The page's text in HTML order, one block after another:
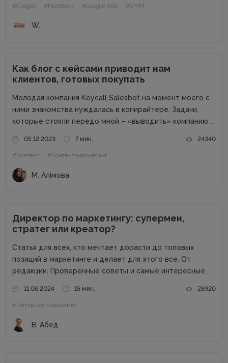
публикаций...
#Google #Facebook #Google Ads #SMM
W.
Как блог с кейсами приводит нам
клиентов, готовых покупать
Молодая компания Keycall Salesbot на момент моего с
ними знакомства нуждалась в копирайтере. Задачи,
которые стояли передо мной – «выводить» компанию в
несколько размытая, но все же ясная – мне
предлагалась позиция...
05.12.2023 7 мин. 24340
#Контент #Контент-маркетинг
М. Алімова
Директор по маркетингу: супермен,
стратег или креатор?
Статья для всех, кто мечтает дорасти до топовых
позиций в маркетинге и делает для этого все. От
редакции. Проверенные советы и самые интересные
на наш телеграм-канал и получайте каждую неделю
новую порцию...
11.06.2024 15 мин. 28920
#Интернет-маркетинг
В. Абед